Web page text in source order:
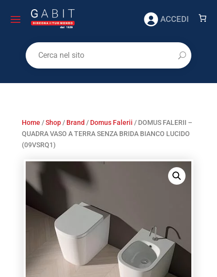
ACCEDI
Home /Shop/ Brand / Domus Falerii / DOMUS FALERII –
QUADRA VASO A TERRA SENZA BRIDA BIANCO LUCIDO
(09VSRQ1)